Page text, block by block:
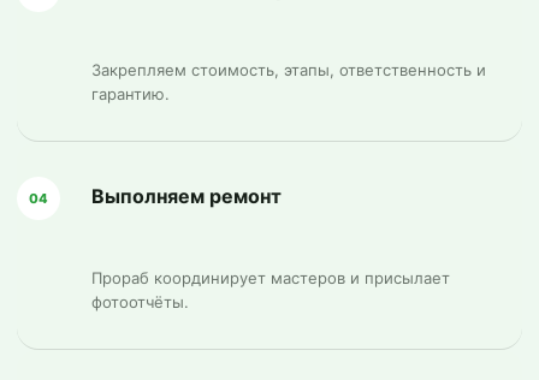
Закрепляем стоимость, этапы, ответственность и
гарантию.
04 Выполняем ремонт
Прораб координирует мастеров и присылает
фотоотчёты.